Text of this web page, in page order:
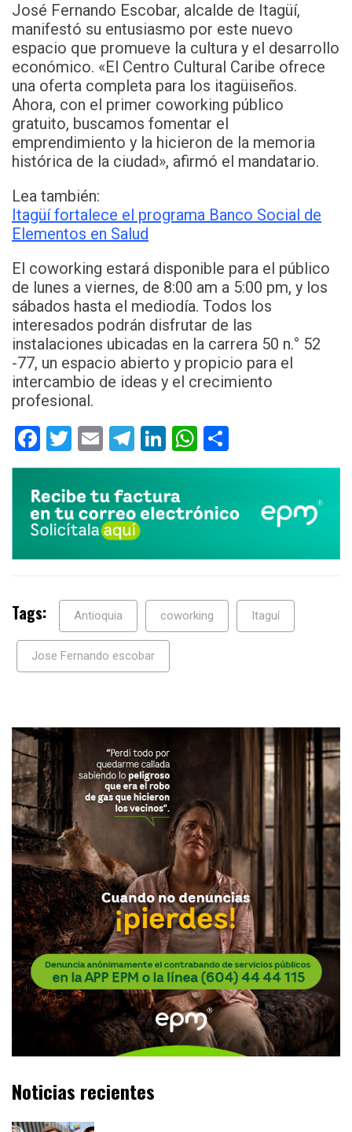
José Fernando Escobar, alcalde de Itagüí,
manifestó su entusiasmo por este nuevo
espacio que promueve la cultura y el desarrollo
económico. «El Centro Cultural Caribe ofrece
una oferta completa para los itagüiseños.
Ahora, con el primer coworking público
gratuito, buscamos fomentar el
emprendimiento y la hicieron de la memoria
histórica de la ciudad», afirmó el mandatario.
Lea también:
Itagüí fortalece el programa Banco Social de
Elementos en Salud
El coworking estará disponible para el público
de lunes a viernes, de 8:00 am a 5:00 pm, y los
sábados hasta el mediodía. Todos los
interesados ​​podrán disfrutar de las
instalaciones ubicadas en la carrera 50 n.° 52
-77, un espacio abierto y propicio para el
intercambio de ideas y el crecimiento
profesional.
Facebook
Twitter
EmailTelegram
LinkedIn
WhatsApp
Tags: Antioquia coworking Itaguí
Jose Fernando escobar
Noticias recientes